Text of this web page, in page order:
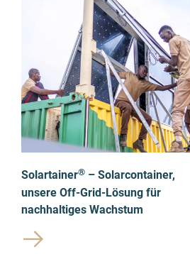
Solartainer® – Solarcontainer,
unsere Off-Grid-Lösung für
nachhaltiges Wachstum